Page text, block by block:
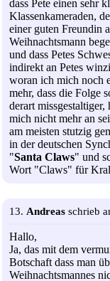
dass Pete einen sehr
Klassenkameraden,
einer guten Freundin
Weihnachtsmann
und dass Petes
indirekt an Petes
woran ich mich noch
mehr, dass die Folge
derart
mich nicht mehr an
am meisten stutzig
in der deutschen
"Santa Claws" und
Wort "Claws" für
13. Andreas schrieb
Hallo,
Ja, das mit dem
Botschaft dass man
Weihnachtsmannes